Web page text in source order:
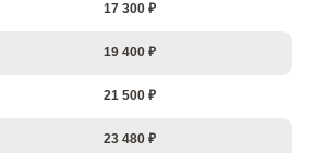
17 300 ₽
19 400 ₽
21 500 ₽
23 480 ₽